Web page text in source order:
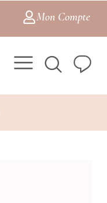
Mon Compte